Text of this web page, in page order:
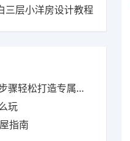
三层小洋房设计教程
轻松打造专属家园
玩
指南